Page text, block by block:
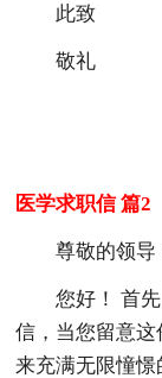
此致
敬礼
医学求职信 篇2
尊敬的领导
您好！ 首
信，当您留意
来充满无限憧憬